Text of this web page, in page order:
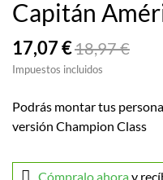
Capitán
17,07 €18,97 €
Impuestos incluidos
Podrás montar tus
versión Champion Class
Cómpralo ahoray